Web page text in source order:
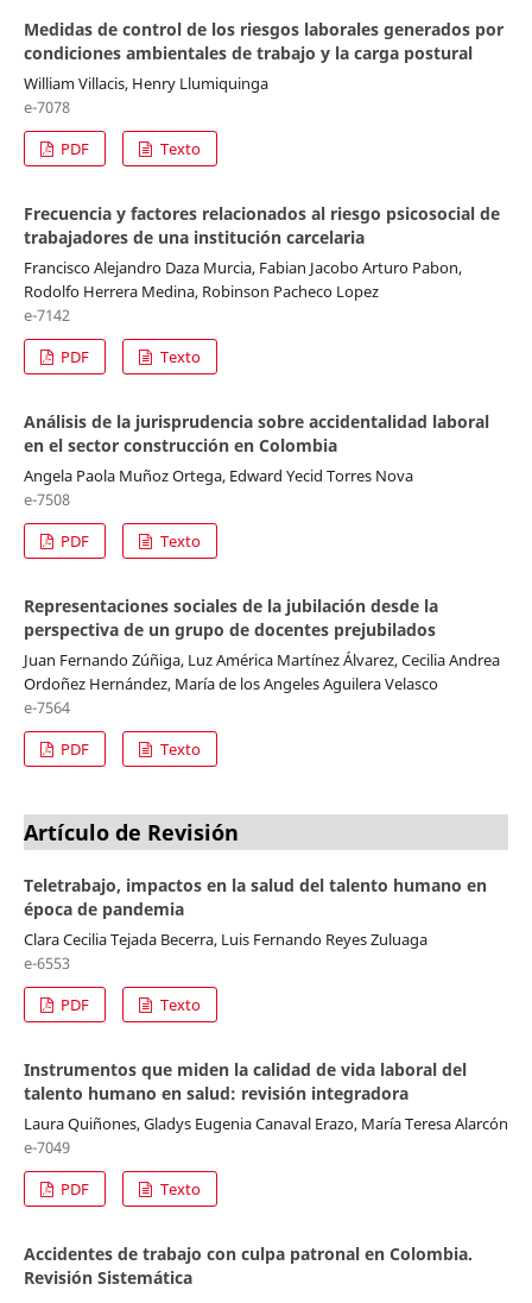
Medidas de control de los riesgos laborales generados por
condiciones ambientales de trabajo y la carga postural
William Villacis, Henry Llumiquinga
e-7078
PDF
Texto
Frecuencia y factores relacionados al riesgo psicosocial de
trabajadores de una institución carcelaria
Francisco Alejandro Daza Murcia, Fabian Jacobo Arturo Pabon,
Rodolfo Herrera Medina, Robinson Pacheco Lopez
e-7142
PDF
Texto
Análisis de la jurisprudencia sobre accidentalidad laboral
en el sector construcción en Colombia
Angela Paola Muñoz Ortega, Edward Yecid Torres Nova
e-7508
PDF
Texto
Representaciones sociales de la jubilación desde la
perspectiva de un grupo de docentes prejubilados
Juan Fernando Zúñiga, Luz América Martínez Álvarez, Cecilia Andrea
Ordoñez Hernández, María de los Angeles Aguilera Velasco
e-7564
PDF
Texto
Artículo de Revisión
Teletrabajo, impactos en la salud del talento humano en
época de pandemia
Clara Cecilia Tejada Becerra, Luis Fernando Reyes Zuluaga
e-6553
PDF
Texto
Instrumentos que miden la calidad de vida laboral del
talento humano en salud: revisión integradora
Laura Quiñones, Gladys Eugenia Canaval Erazo, María Teresa Alarcón
e-7049
PDF
Texto
Accidentes de trabajo con culpa patronal en Colombia.
Revisión Sistemática